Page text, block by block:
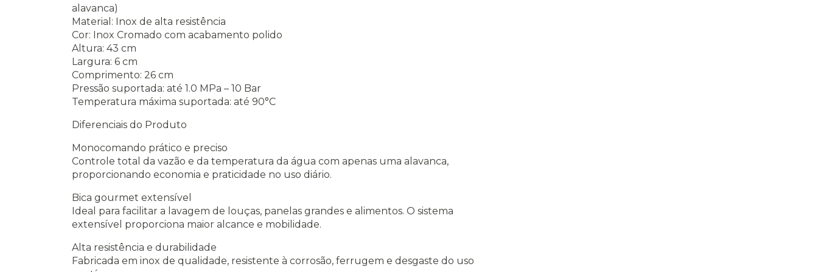
alavanca)
Material: Inox de alta resistência
Cor: Inox Cromado com acabamento polido
Altura: 43 cm
Largura: 6 cm
Comprimento: 26 cm
Pressão suportada: até 1.0 MPa – 10 Bar
Temperatura máxima suportada: até 90°C
Diferenciais do Produto
Monocomando prático e preciso
Controle total da vazão e da temperatura da água com apenas uma alavanca,
proporcionando economia e praticidade no uso diário.
Bica gourmet extensível
Ideal para facilitar a lavagem de louças, panelas grandes e alimentos. O sistema
extensível proporciona maior alcance e mobilidade.
Alta resistência e durabilidade
Fabricada em inox de qualidade, resistente à corrosão, ferrugem e desgaste do uso